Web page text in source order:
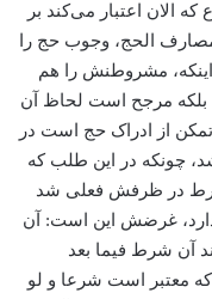
الان اعتبار می‌‌کند بر
الحج، وجوب حج را
اینکه، مشروطنش را هم
‌مرجح است لحا‌ظ آن
تمکن از ادراک حج است در
چونکه در این طلب که
در ظرفش فعلی شد
غرضش این است: آن
آن شرط فیما بعد
معتبر است شرعا و لو